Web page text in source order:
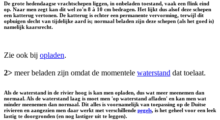
De grote hedendaagse vrachtschepen liggen, in onbeladen toestand, vaak een flink eind
op. Naar men zegt kan dit wel zo'n 8 à 10 cm bedragen. Het lijkt dus alsof deze schepen
een katterug vertonen. De katterug is echter een permanente vervorming, terwijl dit
opbuigen slecht van tijdelijke aard is; normaal beladen zijn deze schepen (als het goed is)
namelijk kaarsrecht.
Zie ook bij opladen.
2> meer beladen zijn omdat de momentele waterstand dat toelaat.
Als de waterstand in de rivier hoog is kan men opladen, dus wat meer meenemen dan
normaal. Als de waterstand laag is moet men 'op waterstand afladen' en kan men wat
minder meenemen dan normaal. Dit alles is voornamelijk van toepassing op de Duitse
rivieren en aangezien men daar werkt met verschillende pegels, is het geheel voor een leek
lastig te doorgronden (en nog lastiger uit te leggen).